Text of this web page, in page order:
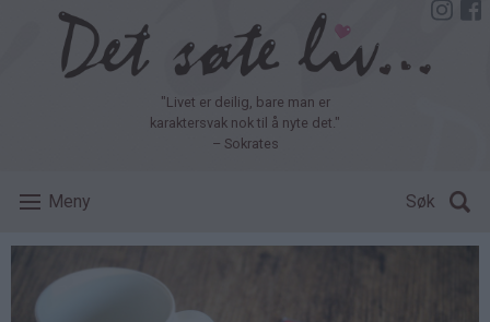
"Livet er deilig, bare man er
karaktersvak nok til å nyte det."
– Sokrates
Meny Søk